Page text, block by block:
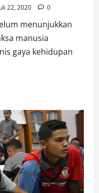
22, 2020 0
menunjukkan
manusia
gaya kehidupan